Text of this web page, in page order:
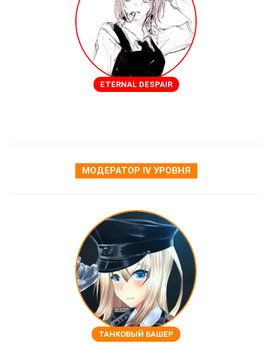
ETERNAL DESPAIR
МОДЕРАТОР Ⅳ УРОВНЯ
ТАНКОВЫЙ БАШЕР